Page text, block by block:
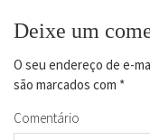
Deixe um
O seu endereço de e-
são marcados com *
Comentário